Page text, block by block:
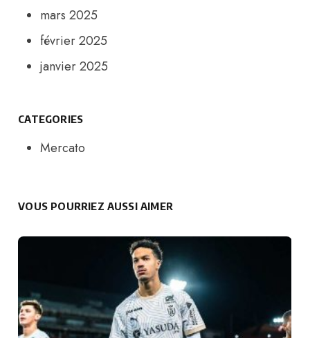
mars 2025
février 2025
janvier 2025
CATEGORIES
Mercato
VOUS POURRIEZ AUSSI AIMER